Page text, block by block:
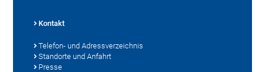
Kontakt
Telefon- und Adressverzeichnis
Standorte und Anfahrt
Presse